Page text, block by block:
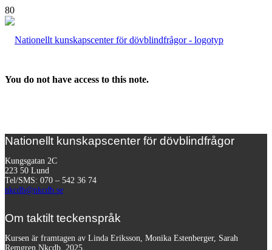
You do not have access to this note.
Nationellt kunskapscenter för dövblindfrågor
Kungsgatan 2C
223 50 Lund
Tel/SMS: 070 – 542 36 74
nkcdb@nkcdb.se
Om taktilt teckenspråk
Kursen är framtagen av Linda Eriksson, Monika Estenberger, Sarah
Remgren Nkcdb, 2025.